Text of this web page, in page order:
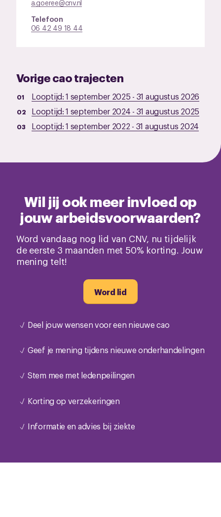
a.goeree@cnv.nl
Telefoon
06 42 49 18 44
Vorige cao trajecten
Looptijd:1 september 2025 - 31 augustus 2026
Looptijd:1 september 2024 - 31 augustus 2025
Looptijd:1 september 2022 - 31 augustus 2024
Wil jij ook meer invloed op
jouw arbeidsvoorwaarden?
Word vandaag nog lid van CNV, nu tijdelijk
de eerste 3 maanden met 50% korting. Jouw
mening telt!
Word lid
Deel jouw wensen voor een nieuwe cao
Geef je mening tijdens nieuwe onderhandelingen
Stem mee met ledenpeilingen
Korting op verzekeringen
Informatie en advies bij ziekte